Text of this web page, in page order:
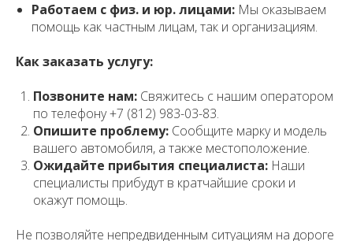
Работаем с физ. и юр. лицами: Мы оказываем
помощь как частным лицам, так и организациям.
Как заказать услугу:
Позвоните нам: Свяжитесь с нашим оператором
по телефону +7 (812) 983-03-83.
Опишите проблему: Сообщите марку и модель
вашего автомобиля, а также местоположение.
Ожидайте прибытия специалиста: Наши
специалисты прибудут в кратчайшие сроки и
окажут помощь.
Не позволяйте непредвиденным ситуациям на дороге